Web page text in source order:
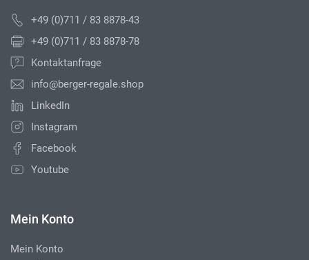
+49 (0)711 / 83 8878-43
+49 (0)711 / 83 8878-78
Kontaktanfrage
info@berger-regale.shop
LinkedIn
Instagram
Facebook
Youtube
Mein Konto
Mein Konto